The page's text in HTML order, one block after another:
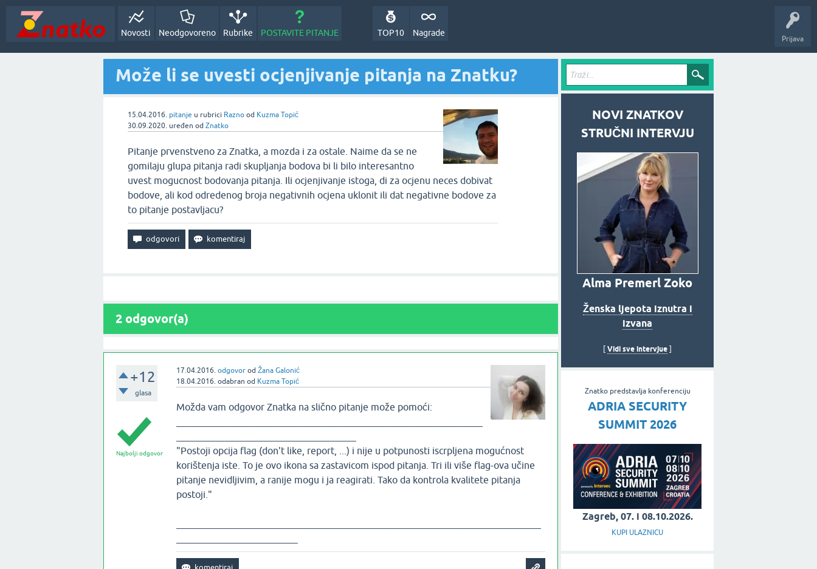
Prijava
Novosti Neodgovoreno Rubrike POSTAVITE PITANJE Nagrade
TOP10
Može li se uvesti ocjenjivanje pitanja na Znatku?
15.04.2016. pitanje u rubrici Razno od Kuzma Topić
30.09.2020. uređen od Znatko
Pitanje prvenstveno za Znatka, a mozda i za ostale. Naime da se ne
gomilaju glupa pitanja radi skupljanja bodova bi li bilo interesantno
uvest mogucnost bodovanja pitanja. Ili ocjenjivanje istoga, di za ocjenu neces dobivat
bodove, ali kod odredenog broja negativnih ocjena uklonit ili dat negativne bodove za
to pitanje postavljacu?
2 odgovor(a)
+12
glasa
17.04.2016. odgovor od Žana Galonić
18.04.2016. odabran od Kuzma Topić
Najbolji odgovor
Možda vam odgovor Znatka na slično pitanje može pomoći:
"Postoji opcija flag (don't like, report, ...) i nije u potpunosti iscrpljena mogućnost
korištenja iste. To je ovo ikona sa zastavicom ispod pitanja. Tri ili više flag-ova učine
pitanje nevidljivim, a ranije mogu i ja reagirati. Tako da kontrola kvalitete pitanja
postoji."
NOVI ZNATKOV
STRUČNI INTERVJU
Alma Premerl Zoko
Ženska ljepota iznutra i
izvana
Vidi sve intervjue
Znatko predstavlja konferenciju
ADRIA SECURITY
SUMMIT 2026
Zagreb, 07. i 08.10.2026.
KUPI ULAZNICU